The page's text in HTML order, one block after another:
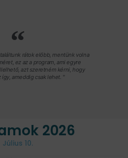
rátok előbb, mentünk volna
ez az a program, ami egyre
azt szeretném kérni, hogy
így, ameddig csak lehet. "
2026
Július 10.